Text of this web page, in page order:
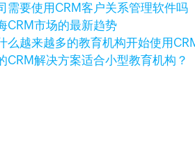
需要使用CRM客户关系管理软件吗
CRM市场的最新趋势
么越来越多的教育机构开始使用
CRM解决方案适合小型教育机构？